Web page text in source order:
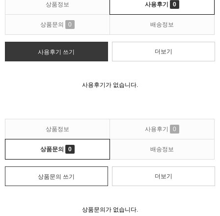
상품정보 사용후기 0
상품문의 0 배송정보
사용후기 쓰기 더보기
사용후기가 없습니다.
상품정보 사용후기 0
상품문의 0 배송정보
상품문의 쓰기 더보기
상품문의가 없습니다.